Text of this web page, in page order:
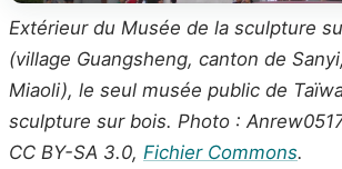
Extérieur du Musée de la sculpture
(village Guangsheng, canton de
Miaoli), le seul musée public de
sculpture sur bois. Photo :
CC BY-SA 3.0, Fichier Commons.